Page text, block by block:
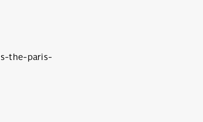
the-paris-